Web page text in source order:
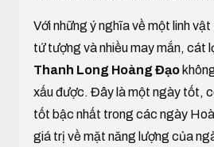
Với những ý nghĩa về một linh
tứ tượng và nhiều may mắn, cát
Thanh Long Hoàng Đạo
xấu được. Đây là một ngày tốt,
tốt bậc nhất trong các ngày
giá trị về mặt năng lượng của